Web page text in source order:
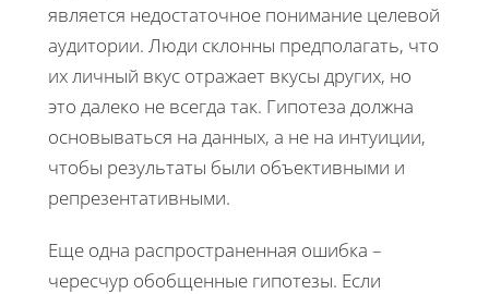
является недостаточное понимание целевой
аудитории. Люди склонны предполагать, что
их личный вкус отражает вкусы других, но
это далеко не всегда так. Гипотеза должна
основываться на данных, а не на интуиции,
чтобы результаты были объективными и
репрезентативными.
Еще одна распространенная ошибка –
чересчур обобщенные гипотезы. Если